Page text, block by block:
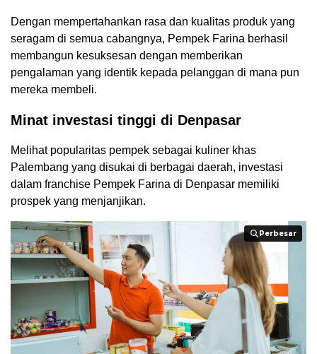
Dengan mempertahankan rasa dan kualitas produk yang
seragam di semua cabangnya, Pempek Farina berhasil
membangun kesuksesan dengan memberikan
pengalaman yang identik kepada pelanggan di mana pun
mereka membeli.
Minat investasi tinggi di Denpasar
Melihat popularitas pempek sebagai kuliner khas
Palembang yang disukai di berbagai daerah, investasi
dalam franchise Pempek Farina di Denpasar memiliki
prospek yang menjanjikan.
Perbesar
Perbesar